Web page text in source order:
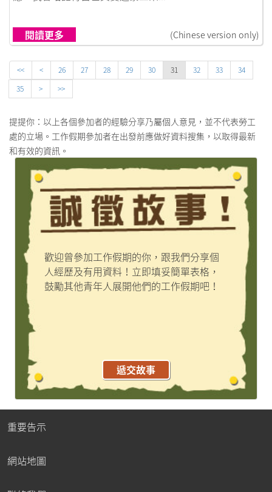
閱讀更多 (Chinese version only)
<< < 26 27 28 29 30 31 32 33
34
35
> >>
提提你：以上各個參加者的經驗分享乃屬個人意見，並不代表勞工
處的立場。工作假期參加者在出發前應做好資料搜集，以取得最新
和有效的資訊。
歡迎曾參加工作假期的你，跟我們分享個
人經歷及有用資料！立即填妥簡單表格，
鼓勵其他青年人展開他們的工作假期吧！
遞交故事
重要告示
網站地圖